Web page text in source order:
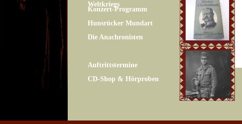
Weltkriegs
Konzert-Programm
Hunsrücker Mundart
Die Anachronisten
Auftrittstermine
CD-Shop & Hörproben